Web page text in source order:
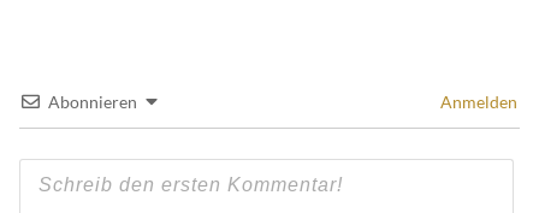
Abonnieren Anmelden